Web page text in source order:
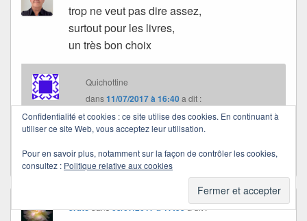
trop ne veut pas dire assez,
surtout pour les livres,
un très bon choix
Quichottine
dans11/07/2017 à 16:40a dit :
Merci, Bernie !
eratodans08/07/2017 à 17:55a dit :
Confidentialité et cookies : ce site utilise des cookies. En continuant à
utiliser ce site Web, vous acceptez leur utilisation.
Pour en savoir plus, notamment sur la façon de contrôler les cookies,
consultez : Politique relative aux cookies